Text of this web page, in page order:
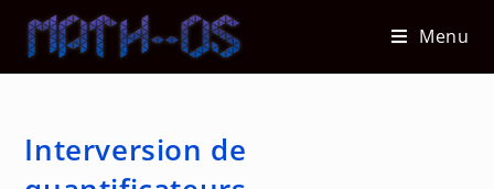
content
Menu
Interversion de